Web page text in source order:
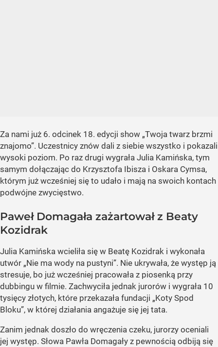
Za nami już 6. odcinek 18. edycji show „Twoja twarz brzmi
znajomo”. Uczestnicy znów dali z siebie wszystko i pokazali
wysoki poziom. Po raz drugi wygrała Julia Kamińska, tym
samym dołączając do Krzysztofa Ibisza i Oskara Cymsa,
którym już wcześniej się to udało i mają na swoich kontach
podwójne zwycięstwo.
Paweł Domagała zażartował z Beaty
Kozidrak
Julia Kamińska wcieliła się w Beatę Kozidrak i wykonała
utwór „Nie ma wody na pustyni”. Nie ukrywała, że występ ją
stresuje, bo już wcześniej pracowała z piosenką przy
dubbingu w filmie. Zachwyciła jednak jurorów i wygrała 10
tysięcy złotych, które przekazała fundacji „Koty Spod
Bloku”, w której działania angażuje się jej tata.
Zanim jednak doszło do wręczenia czeku, jurorzy oceniali
jej występ. Słowa Pawła Domagały z pewnością odbiją się